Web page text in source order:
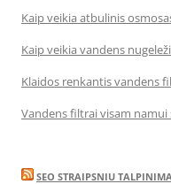
Kaip veikia atbulinis
Kaip veikia vandens
Klaidos renkantis vandens
Vandens filtrai visam
SEO STRAIPSNIU